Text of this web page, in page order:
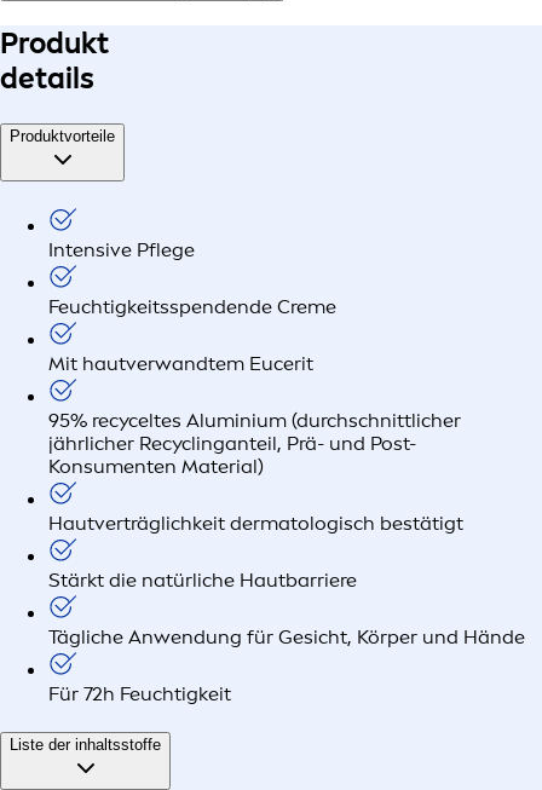
Produkt
details
Produktvorteile
Intensive Pflege
Feuchtigkeitsspendende Creme
Mit hautverwandtem Eucerit
95% recyceltes Aluminium (durchschnittlicher
jährlicher Recyclinganteil, Prä- und Post-
Konsumenten Material)
Hautverträglichkeit dermatologisch bestätigt
Stärkt die natürliche Hautbarriere
Tägliche Anwendung für Gesicht, Körper und Hände
Für 72h Feuchtigkeit
Liste der inhaltsstoffe